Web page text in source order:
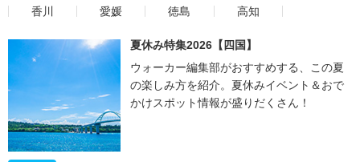
香川
愛媛 徳島 高知
夏休み特集2026【四国】
ウォーカー編集部がおすすめする、この夏
の楽しみ方を紹介。夏休みイベント＆おで
かけスポット情報が盛りだくさん！